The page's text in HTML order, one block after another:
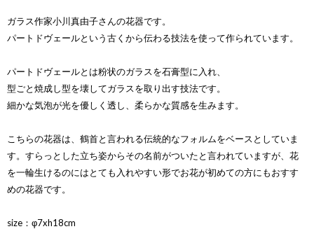
ガラス作家小川真由子さんの花器です。
パートドヴェールという古くから伝わる技法を使って作られています。
パートドヴェールとは粉状のガラスを石膏型に入れ、
型ごと焼成し型を壊してガラスを取り出す技法です。
細かな気泡が光を優しく透し、柔らかな質感を生みます。
こちらの花器は、鶴首と言われる伝統的なフォルムをベースとしていま
す。すらっとした立ち姿からその名前がついたと言われていますが、花
を一輪生けるのにはとても入れやすい形でお花が初めての方にもおすす
めの花器です。
size：φ7xh18cm